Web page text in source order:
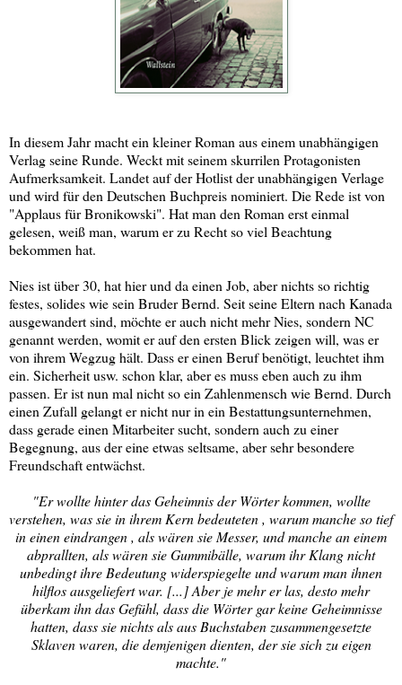
In diesem Jahr macht ein kleiner Roman aus einem unabhängigen
Verlag seine Runde. Weckt mit seinem skurrilen Protagonisten
Aufmerksamkeit. Landet auf der Hotlist der unabhängigen Verlage
und wird für den Deutschen Buchpreis nominiert. Die Rede ist von
"Applaus für Bronikowski". Hat man den Roman erst einmal
gelesen, weiß man, warum er zu Recht so viel Beachtung
bekommen hat.
Nies ist über 30, hat hier und da einen Job, aber nichts so richtig
festes, solides wie sein Bruder Bernd. Seit seine Eltern nach Kanada
ausgewandert sind, möchte er auch nicht mehr Nies, sondern NC
genannt werden, womit er auf den ersten Blick zeigen will, was er
von ihrem Wegzug hält. Dass er einen Beruf benötigt, leuchtet ihm
ein. Sicherheit usw. schon klar, aber es muss eben auch zu ihm
passen. Er ist nun mal nicht so ein Zahlenmensch wie Bernd. Durch
einen Zufall gelangt er nicht nur in ein Bestattungsunternehmen,
dass gerade einen Mitarbeiter sucht, sondern auch zu einer
Begegnung, aus der eine etwas seltsame, aber sehr besondere
Freundschaft entwächst.
"Er wollte hinter das Geheimnis der Wörter kommen, wollte
verstehen, was sie in ihrem Kern bedeuteten , warum manche so tief
in einen eindrangen , als wären sie Messer, und manche an einem
abprallten, als wären sie Gummibälle, warum ihr Klang nicht
unbedingt ihre Bedeutung widerspiegelte und warum man ihnen
hilflos ausgeliefert war. [...] Aber je mehr er las, desto mehr
überkam ihn das Gefühl, dass die Wörter gar keine Geheimnisse
hatten, dass sie nichts als aus Buchstaben zusammengesetzte
Sklaven waren, die demjenigen dienten, der sie sich zu eigen
machte."